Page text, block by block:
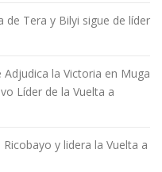
de Tera y Bilyi sigue de líder
la Victoria en Muga
Líder de la Vuelta a
y lidera la Vuelta a